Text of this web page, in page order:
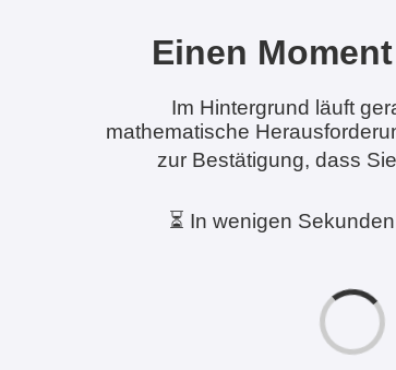
Einen
Im Hintergrund läuft
mathematische
zur Bestätigung, dass
⏳ In wenigen